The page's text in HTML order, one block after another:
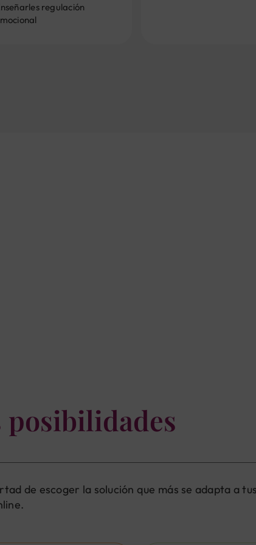
regulación
posibilidades
de escoger la solución que más se adapta a